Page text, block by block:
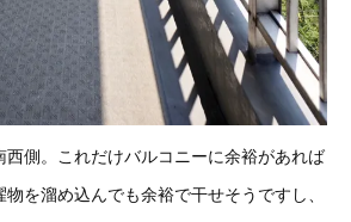
西側。これだけバルコニーに余裕があれば
を溜め込んでも余裕で干せそうですし、